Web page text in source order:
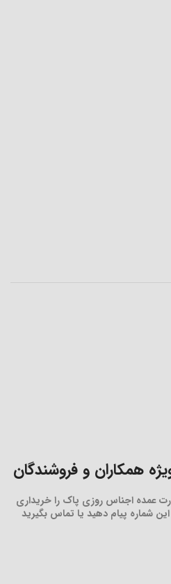
همکاران و فروشندگان
عمده اجناس روزی پاک را خریداری
این شماره پیام دهید یا تماس بگیرید